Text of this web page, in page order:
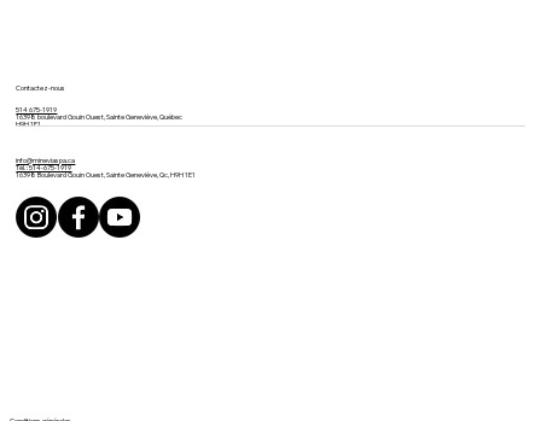
Contactez-nous
514 675-1919
16398 boulevard Gouin Ouest, Sainte Geneviève, Québec
H9H 1E1
info@mineviaspa.ca
Tél. : 514-675-1919
16398 Boulevard Gouin Ouest, Sainte Geneviève, Qc, H9H 1E1